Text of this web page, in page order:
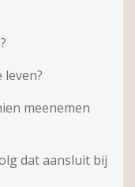
meenemen
dat aansluit bij